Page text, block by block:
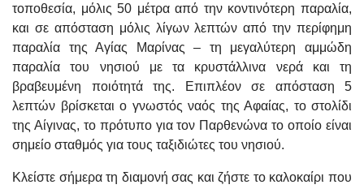
τοποθεσία, μόλις 50 μέτρα από την κοντινότερη παραλία,
και σε απόσταση μόλις λίγων λεπτών από την περίφημη
παραλία της Αγίας Μαρίνας – τη μεγαλύτερη αμμώδη
παραλία του νησιού με τα κρυστάλλινα νερά και τη
βραβευμένη ποιότητά της. Επιπλέον σε απόσταση 5
λεπτών βρίσκεται ο γνωστός ναός της Αφαίας, το στολίδι
της Αίγινας, το πρότυπο για τον Παρθενώνα το οποίο είναι
σημείο σταθμός για τους ταξιδιώτες του νησιού.
Κλείστε σήμερα τη διαμονή σας και ζήστε το καλοκαίρι που